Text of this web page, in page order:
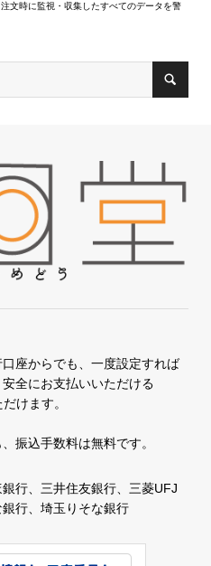
文時に監視・収集したすべてのデータを警
座からでも、一度設定すれば
全にお支払いいただける
けます。
振込手数料は無料です。
行、三井住友銀行、三菱UFJ
行、埼玉りそな銀行